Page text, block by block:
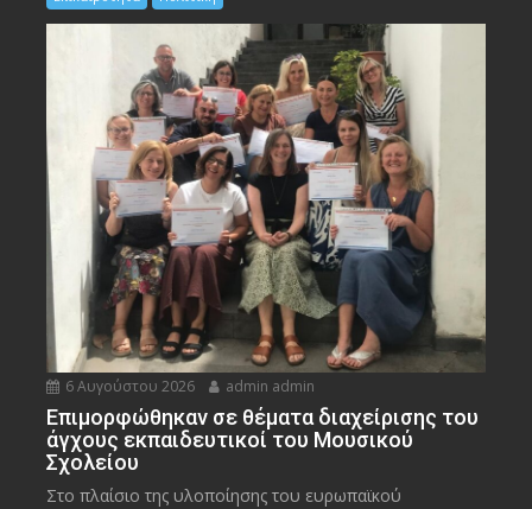
6 Αυγούστου 2026 admin admin
Eπιμορφώθηκαν σε θέματα διαχείρισης του
άγχους εκπαιδευτικοί του Μουσικού
Σχολείου
Στο πλαίσιο της υλοποίησης του ευρωπαϊκού